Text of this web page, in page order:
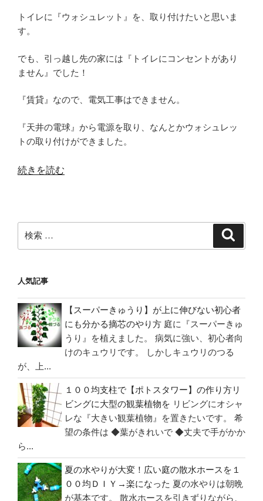
Ｉ
Ｙ
取
付”
トイレに『ウォシュレット』を、取り付けたいと思いま
す。
でも、引っ越し先の家には『トイレにコンセントがあり
ません』でした！
『賃貸』なので、電気工事はできません。
『天井の電球』から電源を取り、なんとかウォシュレッ
トの取り付けができました。
“【コ
ト
＆
ー
が
な
い
貸
の
ト
イ
レ】
Ｄ
Ｉ
Ｙ
で
続きを読む
検
索:
人気記事
【スーパーきゅうり】が上に伸びない初心者
にも分かる摘芯のやり方 庭に『スーパーきゅ
うり』を植えました。 病気に強い、初心者向
けのキュウリです。 しかしキュウリのつる
が、上...
１００均支柱で【ポトスタワー】の作り方リ
ビングに大型の観葉植物を リビングにオシャ
レな『大きい観葉植物』を置きたいです。 希
望の条件は ◆葉がきれいで ◆丈夫で手がかか
ら...
夏の水やりが大変！広い庭の散水ホースを１
００均ＤＩＹ→楽になった 夏の水やりは朝晩
が基本です。 散水ホースを引きずりながら、